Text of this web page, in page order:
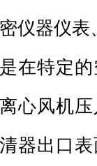
仪器仪
特定的
心风机
器出口